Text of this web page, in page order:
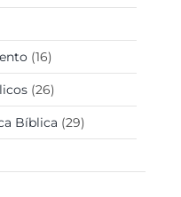
(16)
(26)
Bíblica (29)